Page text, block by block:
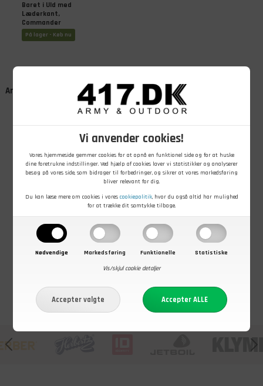
Vi anvender cookies!
Vores hjemmeside gemmer cookies for at opnå en funktionel side og for at huske
dine foretrukne indstillinger. Ved hjælp af cookies laver vi statistikker og analyserer
besøg på vores side, som bidrager til forbedringer, og sikrer at vores markedsføring
bliver relevant for dig.
Du kan læse mere om cookies i vores cookiepolitik, hvor du også altid har mulighed
for at trække dit samtykke tilbage.
Nødvendige Markedsføring Funktionelle
Statistiske
Vis/skjul cookie detaljer
Baret i Uld med
Læderkant,
Commander
Green
På lager - Køb nu
Andre kunder købte også
29,00 DKK
Grøn, Brugt, M
På lager - Køb nu
20,00DKK
Stofmærke,
Mørkeblå/rød
På lager - Køb nu
45,00DKK
På lager - Køb nu